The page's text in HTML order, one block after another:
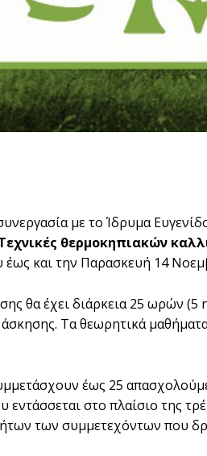
με το Ίδρυμα
θερμοκηπιακών
και την Παρασκευή 14
θα έχει διάρκεια 25 ωρών
άσκησης. Τα θεωρητικά
έως 25
εντάσσεται στο πλαίσιο της
των συμμετεχόντων που